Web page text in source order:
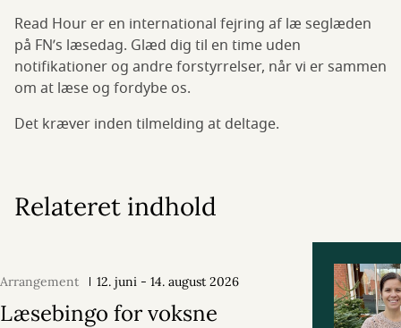
Read Hour er en international fejring af læ seglæden
på FN’s læsedag. Glæd dig til en time uden
notifikationer og andre forstyrrelser, når vi er sammen
om at læse og fordybe os.
Det kræver inden tilmelding at deltage.
Relateret indhold
Arrangement 12. juni - 14. august 2026
Læsebingo for voksne